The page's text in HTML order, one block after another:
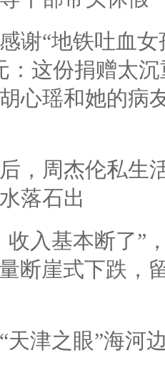
谢“地铁吐血
：这份捐赠太
心瑶和她的病
，周杰伦私生
落石出
收入基本断了”
断崖式下跌，
天津之眼”海河